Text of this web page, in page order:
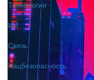
Технологии
ИИ
Связь
Нацбезопасность